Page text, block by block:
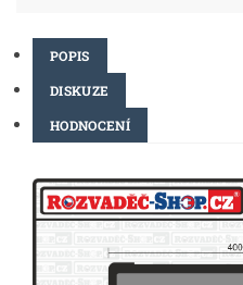
POPIS
DISKUZE
HODNOCENÍ